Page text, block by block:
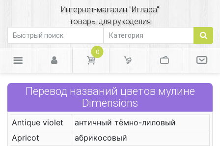
Интернет-магазин "Иглара"
товары для рукоделия
0
Перевод названий цветов мулине
Dimensions
Antique violet
античный тёмно-лиловый
Apricot
абрикосовый